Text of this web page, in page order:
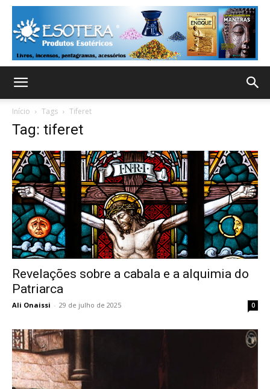
Início Tags Tiferet
Tag: tiferet
Revelações sobre a cabala e a alquimia do
Patriarca
Ali Onaissi - 29 de julho de 2025 0